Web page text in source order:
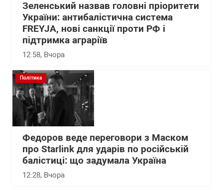
Зеленський назвав головні пріоритети
України: антибалістична система
FREYJA, нові санкції проти РФ і
підтримка аграріїв
12:58, Вчора
Політика
Федоров веде переговори з Маском
про Starlink для ударів по російській
балістиці: що задумала Україна
12:28, Вчора